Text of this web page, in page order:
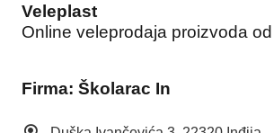
Veleplast
Online veleprodaja proizvoda
Firma: Školarac In